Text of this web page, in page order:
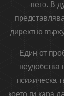
него. В
директно
Един от
неудобства
психическа
което ги кара